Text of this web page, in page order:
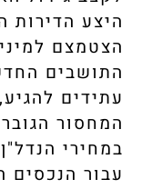
היצע הדירות
הצטמצם
התושבים
עתידים
המחסור
במחירי
עבור הנכסים